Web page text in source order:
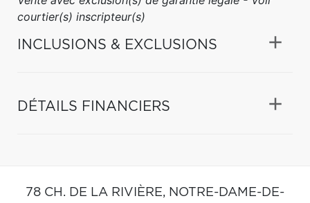
courtier(s) inscripteur(s)
INCLUSIONS & EXCLUSIONS
DÉTAILS FINANCIERS
78 CH. DE LA RIVIÈRE, NOTRE-DAME-DE-